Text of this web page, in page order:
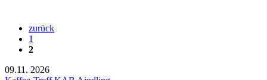
zurück
1
2
09.11. 2026